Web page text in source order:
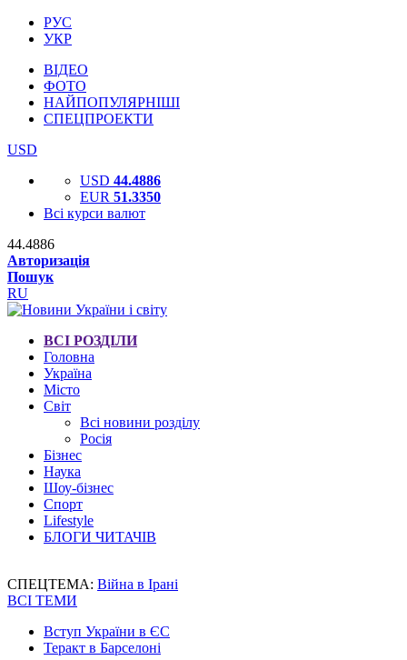
РУС
УКР
ВІДЕО
ФОТО
НАЙПОПУЛЯРНІШІ
СПЕЦПРОЕКТИ
USD
USD 44.4886
EUR 51.3350
Всі курси валют
44.4886
Авторизація
Пошук
RU
ВСІ РОЗДІЛИ
Головна
Україна
Місто
Світ
Всі новини розділу
Росія
Бізнес
Наука
Шоу-бізнес
Спорт
Lifestyle
БЛОГИ ЧИТАЧІВ
СПЕЦТЕМА: Війна в Ірані
ВСІ ТЕМИ
Вступ України в ЄС
Теракт в Барселоні